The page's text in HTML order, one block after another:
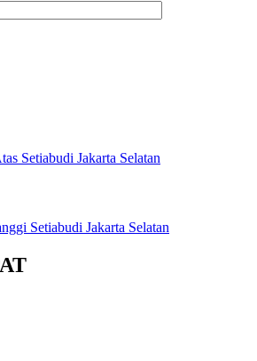
Setiabudi Jakarta Selatan
Setiabudi Jakarta Selatan